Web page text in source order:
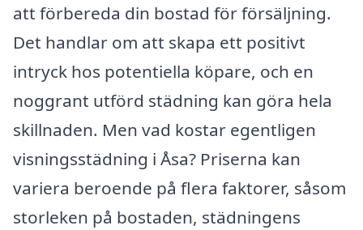
att förbereda din bostad för försäljning.
Det handlar om att skapa ett positivt
intryck hos potentiella köpare, och en
noggrant utförd städning kan göra hela
skillnaden. Men vad kostar egentligen
visningsstädning i Åsa? Priserna kan
variera beroende på flera faktorer, såsom
storleken på bostaden, städningens